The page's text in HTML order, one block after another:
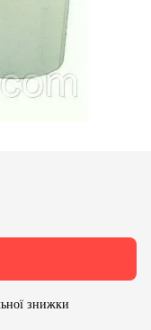
знижки